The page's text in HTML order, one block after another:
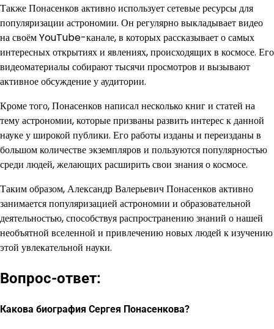
Также Понасенков активно использует сетевые ресурсы для
популяризации астрономии. Он регулярно выкладывает видео
на своём YouTube-канале, в которых рассказывает о самых
интересных открытиях и явлениях, происходящих в космосе. Его
видеоматериалы собирают тысячи просмотров и вызывают
активное обсуждение у аудитории.
Кроме того, Понасенков написал несколько книг и статей на
тему астрономии, которые призваны развить интерес к данной
науке у широкой публики. Его работы изданы и переизданы в
большом количестве экземпляров и пользуются популярностью
среди людей, желающих расширить свои знания о космосе.
Таким образом, Александр Валерьевич Понасенков активно
занимается популяризацией астрономии и образовательной
деятельностью, способствуя распространению знаний о нашей
необъятной вселенной и привлечению новых людей к изучению
этой увлекательной науки.
Вопрос-ответ:
Какова биография Сергея Понасенкова?